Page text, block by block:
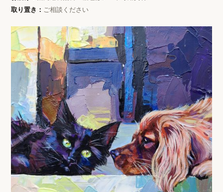
取り置き： ご相談ください